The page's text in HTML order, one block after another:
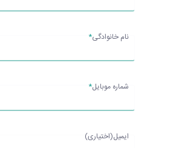
نام خانوادگی*
شماره موبایل*
ایمیل(اختیاری)